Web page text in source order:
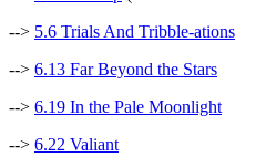
--> 5.6 Trials And Tribble-ations
--> 6.13 Far Beyond the Stars
--> 6.19 In the Pale Moonlight
--> 6.22 Valiant